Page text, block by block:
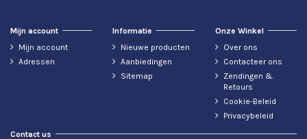
Mijn account
Mijn account
Adressen
Informatie
Nieuwe producten
Aanbiedingen
Sitemap
Onze Winkel
Over ons
Contacteer ons
Zendingen &
Retours
Cookie-Beleid
Privacybeleid
Contact us